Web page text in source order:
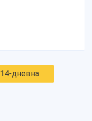
14-дневна